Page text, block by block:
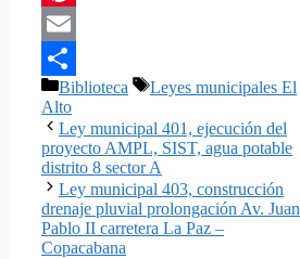
Pinterest
Email
Compartir
Categorías
Biblioteca Etiquetas
Leyes municipales El
Alto
Ley municipal 401, ejecución del
proyecto AMPL, SIST, agua potable
distrito 8 sector A
Ley municipal 403, construcción
drenaje pluvial prolongación Av. Juan
Pablo II carretera La Paz –
Copacabana